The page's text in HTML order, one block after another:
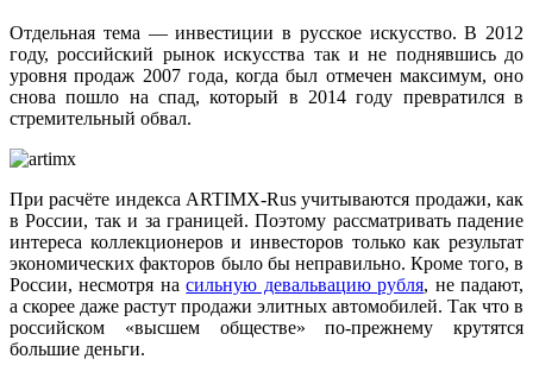
Отдельная тема — инвестиции в русское искусство. В 2012
году, российский рынок искусства так и не поднявшись до
уровня продаж 2007 года, когда был отмечен максимум, оно
снова пошло на спад, который в 2014 году превратился в
стремительный обвал.
При расчёте индекса ARTIMX-Rus учитываются продажи, как
в России, так и за границей. Поэтому рассматривать падение
интереса коллекционеров и инвесторов только как результат
экономических факторов было бы неправильно. Кроме того, в
России, несмотря насильную девальвацию рубля, не падают,
а скорее даже растут продажи элитных автомобилей. Так что в
российском «высшем обществе» по-прежнему крутятся
большие деньги.